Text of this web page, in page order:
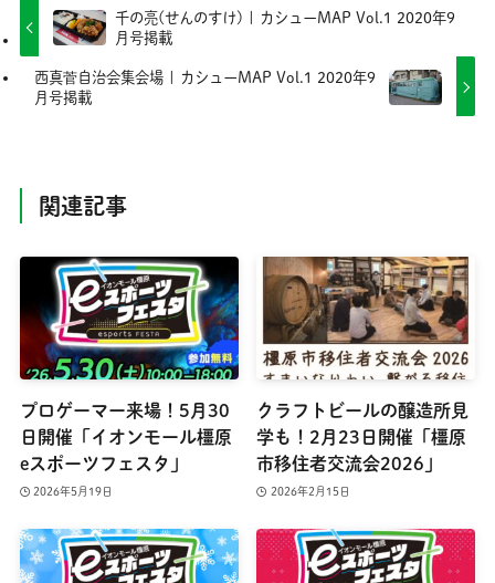
千の亮(せんのすけ) | カシューMAP Vol.1 2020年9
月号掲載
西真菅自治会集会場 | カシューMAP Vol.1 2020年9
月号掲載
関連記事
プロゲーマー来場！5月30
日開催「イオンモール橿原
eスポーツフェスタ」
2026年5月19日
クラフトビールの醸造所見
学も！2月23日開催「橿原
市移住者交流会2026」
2026年2月15日